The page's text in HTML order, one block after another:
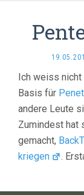
Ich weiss
Basis für
andere Leute
Zumindest hat
gemacht,
kriegen
.